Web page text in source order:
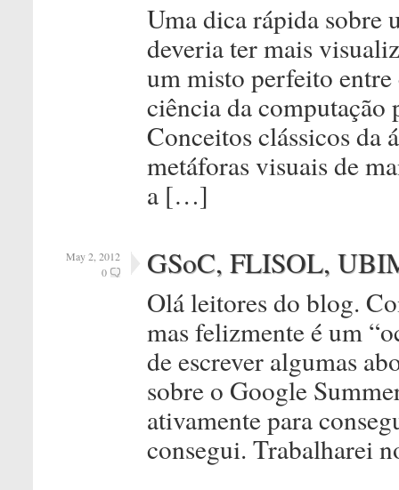
Uma dica rápida sobre
deveria ter mais
um misto perfeito entre
ciência da computação
Conceitos clássicos da
metáforas visuais de
a […]
May 2, 2012
0
GSoC, FLISOL,
Olá leitores do blog.
mas felizmente é um
de escrever algumas
sobre o Google
ativamente para
consegui. Trabalharei